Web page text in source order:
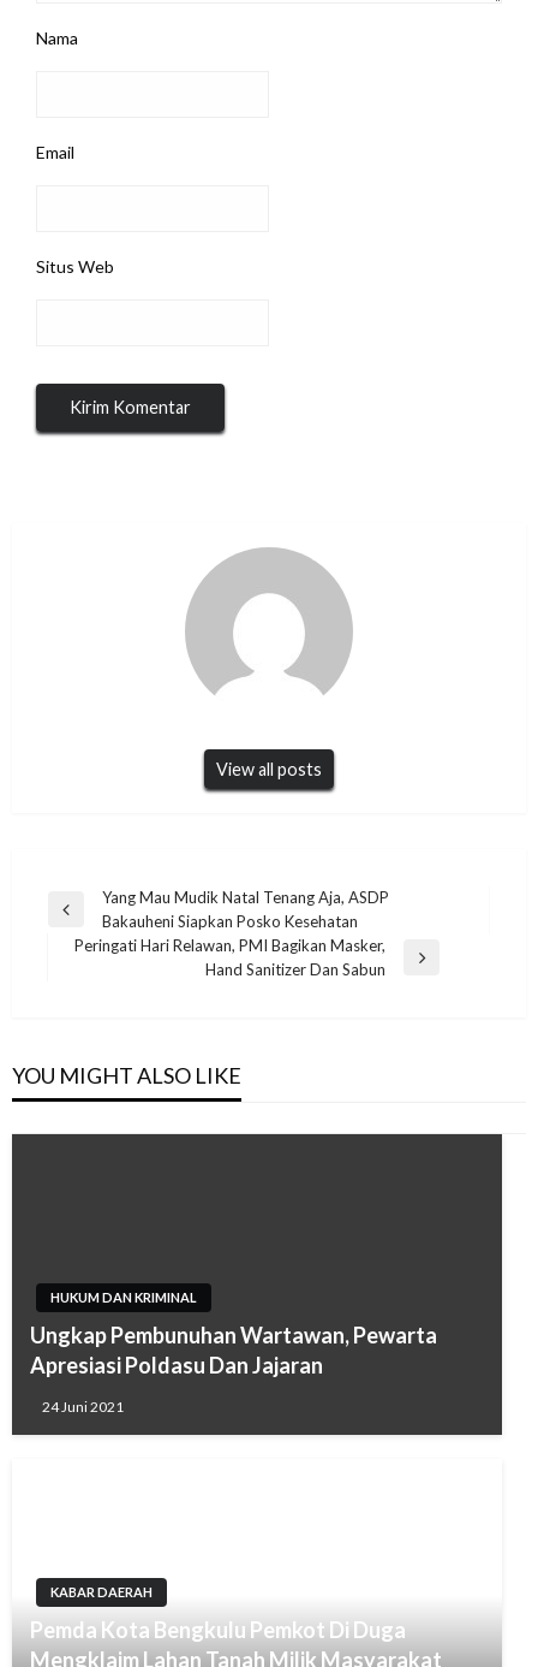
Nama
Email
Situs Web
View all posts
Navigasi
pos
Previous
Post
Yang Mau Mudik Natal Tenang Aja, ASDP
Bakauheni Siapkan Posko Kesehatan
Peringati Hari Relawan, PMI Bagikan Masker,
Hand Sanitizer Dan Sabun
YOU MIGHT ALSO LIKE
HUKUM DAN KRIMINAL
Ungkap Pembunuhan Wartawan, Pewarta
Apresiasi Poldasu Dan Jajaran
24 Juni 2021
KABAR DAERAH
Pemda Kota Bengkulu Pemkot Di Duga
Mengklaim Lahan Tanah Milik Masyarakat